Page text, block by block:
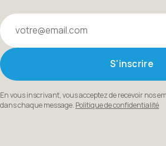
Votre email
S'inscrire
En vous inscrivant, vous acceptez de recevoir nos
dans chaque message. Politique de confidentialité